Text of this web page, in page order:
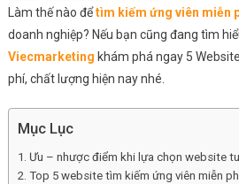
Làm thế nào đểtìm kiếm ứng viên miễn
doanh nghiệp? Nếu bạn cũng đang tìm
Viecmarketing khám phá ngay 5
phí, chất lượng hiện nay nhé.
Mục Lục
Ưu – nhược điểm khi lựa chọn website
Top 5 website tìm kiếm ứng viên miễn